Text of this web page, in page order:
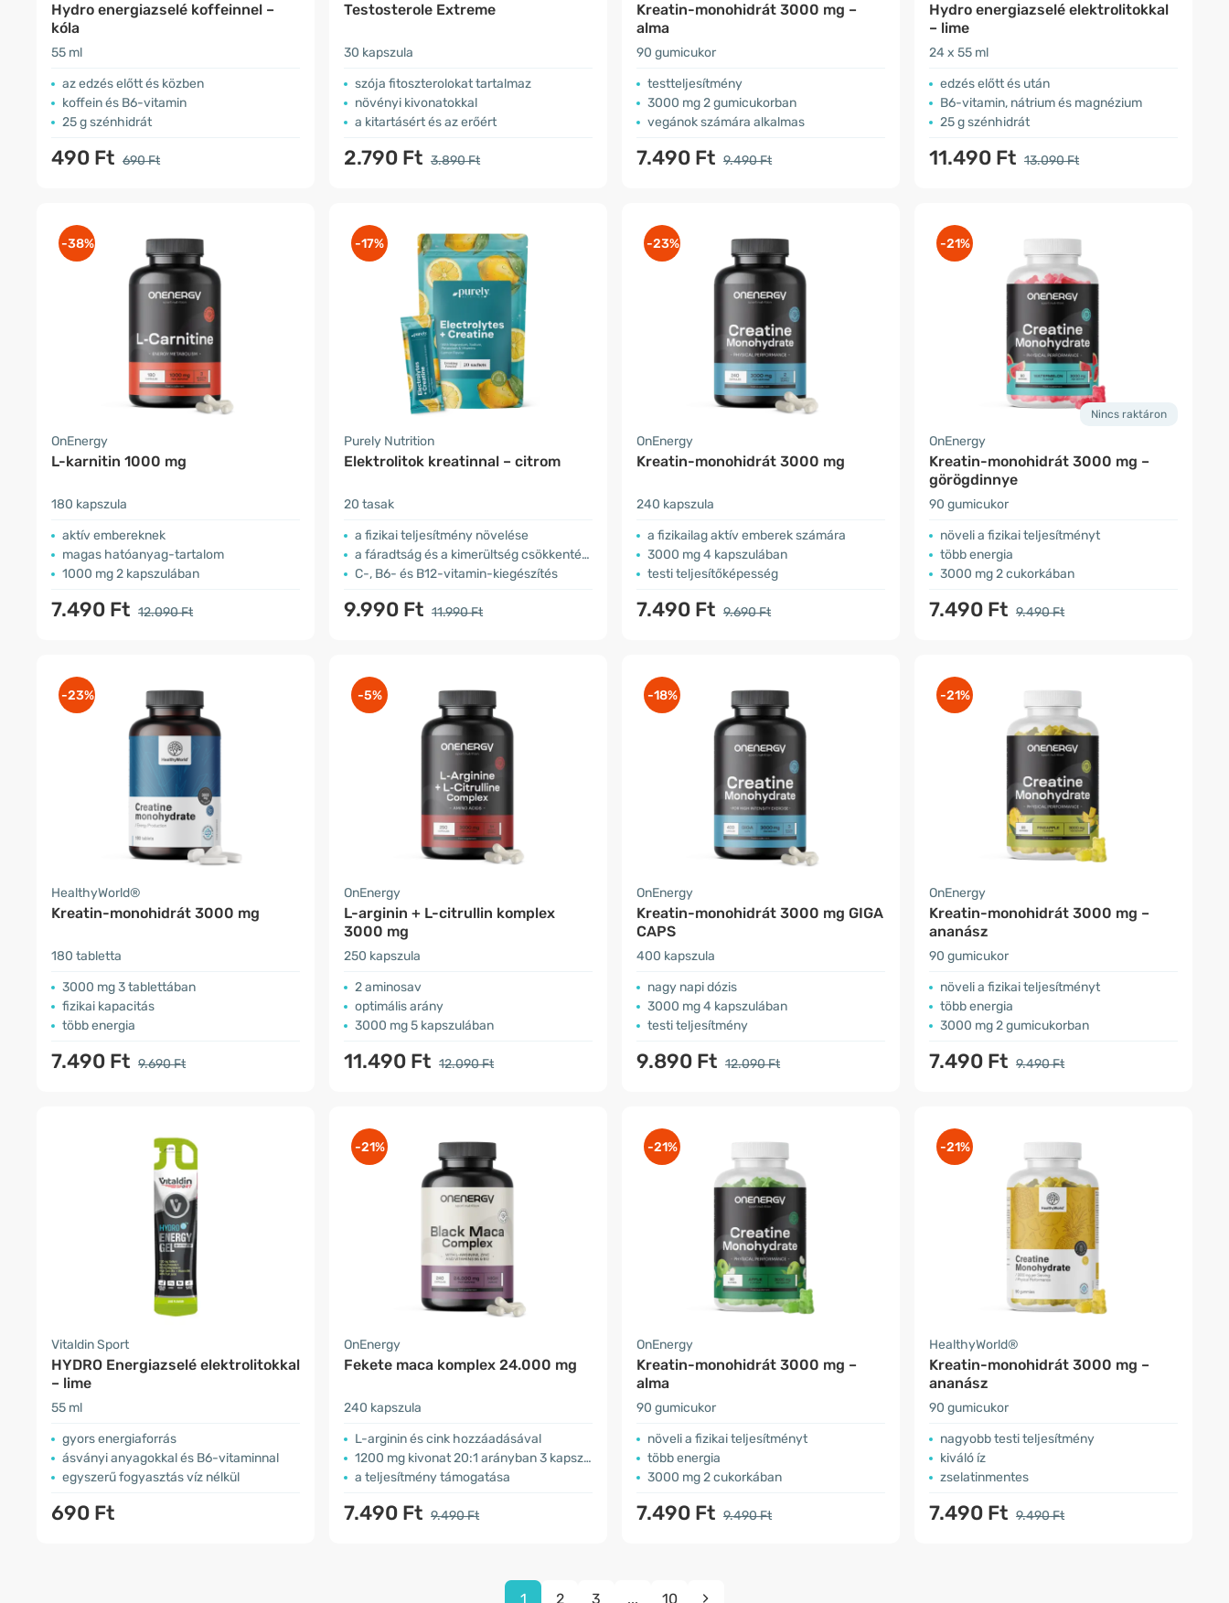
Hydro energiazselé koffeinnel –
kóla
55 ml
az edzés előtt és közben
koffein és B6-vitamin
25 g szénhidrát
490 Ft 690 Ft
Testosterole Extreme
30 kapszula
szója fitoszterolokat tartalmaz
növényi kivonatokkal
a kitartásért és az erőért
2.790 Ft 3.890 Ft
Kreatin-monohidrát 3000 mg –
alma
90 gumicukor
testteljesítmény
3000 mg 2 gumicukorban
vegánok számára alkalmas
7.490 Ft 9.490 Ft
Hydro energiazselé elektrolitokkal
– lime
24 x 55 ml
edzés előtt és után
B6-vitamin, nátrium és magnézium
25 g szénhidrát
11.490 Ft 13.090 Ft
-38%
OnEnergy
L-karnitin 1000 mg
180 kapszula
aktív embereknek
magas hatóanyag-tartalom
1000 mg 2 kapszulában
7.490 Ft 12.090 Ft
-17%
Purely Nutrition
Elektrolitok kreatinnal – citrom
20 tasak
a fizikai teljesítmény növelése
a fáradtság és a kimerültség csökkentése
C-, B6- és B12-vitamin-kiegészítés
9.990 Ft 11.990 Ft
-23%
OnEnergy
Kreatin-monohidrát 3000 mg
240 kapszula
a fizikailag aktív emberek számára
3000 mg 4 kapszulában
testi teljesítőképesség
7.490 Ft 9.690 Ft
-21%
Nincs raktáron
OnEnergy
Kreatin-monohidrát 3000 mg –
görögdinnye
90 gumicukor
növeli a fizikai teljesítményt
több energia
3000 mg 2 cukorkában
7.490 Ft 9.490 Ft
-23%
HealthyWorld®
Kreatin-monohidrát 3000 mg
180 tabletta
3000 mg 3 tablettában
fizikai kapacitás
több energia
7.490 Ft 9.690 Ft
-5%
OnEnergy
L-arginin + L-citrullin komplex
3000 mg
250 kapszula
2 aminosav
optimális arány
3000 mg 5 kapszulában
11.490 Ft 12.090 Ft
-18%
OnEnergy
Kreatin-monohidrát 3000 mg GIGA
CAPS
400 kapszula
nagy napi dózis
3000 mg 4 kapszulában
testi teljesítmény
9.890 Ft 12.090 Ft
-21%
OnEnergy
Kreatin-monohidrát 3000 mg –
ananász
90 gumicukor
növeli a fizikai teljesítményt
több energia
3000 mg 2 gumicukorban
7.490 Ft 9.490 Ft
Vitaldin Sport
HYDRO Energiazselé elektrolitokkal
– lime
55 ml
gyors energiaforrás
ásványi anyagokkal és B6-vitaminnal
egyszerű fogyasztás víz nélkül
690 Ft
-21%
OnEnergy
Fekete maca komplex 24.000 mg
240 kapszula
L-arginin és cink hozzáadásával
1200 mg kivonat 20:1 arányban 3 kapszulában
a teljesítmény támogatása
7.490 Ft 9.490 Ft
-21%
OnEnergy
Kreatin-monohidrát 3000 mg –
alma
90 gumicukor
növeli a fizikai teljesítményt
több energia
3000 mg 2 cukorkában
7.490 Ft 9.490 Ft
-21%
HealthyWorld®
Kreatin-monohidrát 3000 mg –
ananász
90 gumicukor
nagyobb testi teljesítmény
kiváló íz
zselatinmentes
7.490 Ft 9.490 Ft
1 2 3 ... 10